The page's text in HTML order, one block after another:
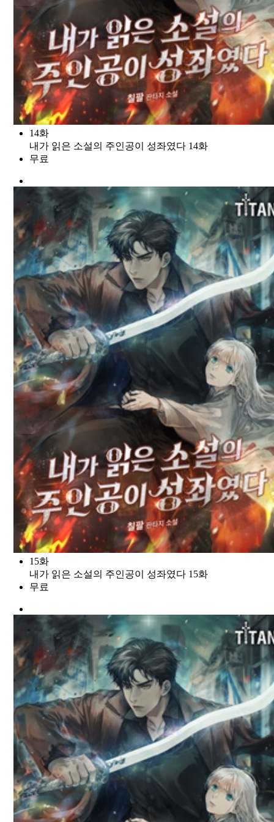
14화
내가 읽은 소설의 주인공이 성좌였다 14화
무료
15화
내가 읽은 소설의 주인공이 성좌였다 15화
무료